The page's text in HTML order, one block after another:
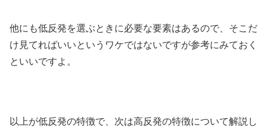
他にも低反発を選ぶときに必要な要素はあるので、そこだ
け見てればいいというワケではないですが参考にみておく
といいですよ。
以上が低反発の特徴で、次は高反発の特徴について解説し